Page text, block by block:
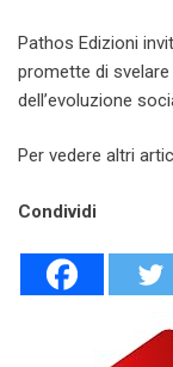
Pathos Edizioni
promette di
dell’evoluzione
Per vedere altri
Condividi